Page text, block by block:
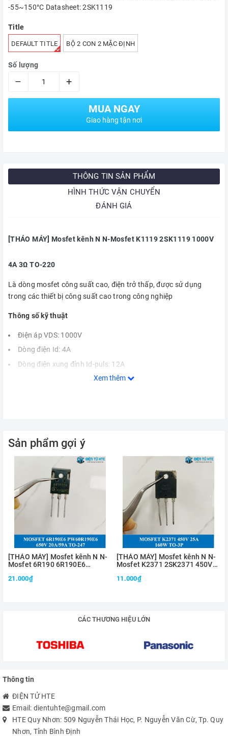
-55~150°C Datasheet: 2SK1119
Title
DEFAULT TITLE BỘ 2 CON 2 MẶC ĐỊNH
Số lượng
– +
MUA NGAY
Giao hàng tận nơi
THÔNG TIN SẢN PHẨM
HÌNH THỨC VẬN CHUYỂN
ĐÁNH GIÁ
[THÁO MÁY] Mosfet kênh N N-Mosfet K1119 2SK1119 1000V
4A 3Ω TO-220
Là dòng mosfet công suất cao, điện trở thấp, được sử dụng
trong các thiết bị công suất cao trong công nghiệp
Thông số kỹ thuật
Điện áp VDS: 1000V
Dòng điện Id: 4A
Dòng điện xung đỉnh Id-puls: 12A
Điện áp VGS cố định: ±20VXem thêm
Sản phẩm gợi ý
[THÁO MÁY] Mosfet kênh N N-
Mosfet 6R190 6R190E6
TO-247
21.000₫
[THÁO MÁY] Mosfet kênh N N-
Mosfet K2371 2SK2371 450V
11.000₫
CÁC THƯƠNG HIỆU LỚN
Thông tin
ĐIỆN TỬ HTE
Email: dientuhte@gmail.com
HTE Quy Nhơn: 509 Nguyễn Thái Học, P. Nguyễn Văn Cừ, Tp. Quy
Nhơn, Tỉnh Bình Định